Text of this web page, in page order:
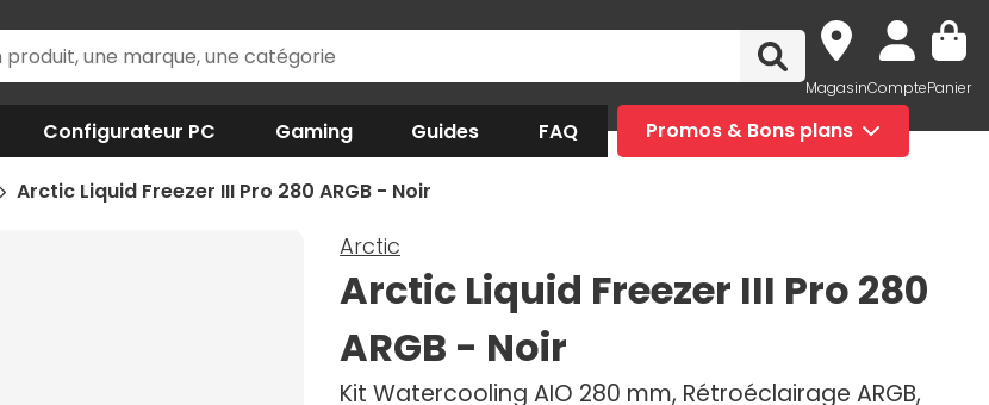
MagasinComptePanier
Configurateur PC Gaming Guides FAQ Promos & Bons plans
Arctic Liquid Freezer III Pro 280 ARGB - Noir
Arctic
Arctic Liquid Freezer III Pro 280
ARGB - Noir
Kit Watercooling AIO 280 mm, Rétroéclairage ARGB,